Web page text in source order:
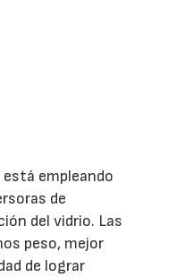
empleando
de
del vidrio. Las
peso, mejor
de lograr